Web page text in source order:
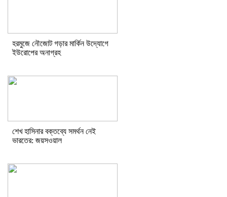
হরমুজে নৌজোট গড়ার মার্কিন উদ্যোগে
ইউরোপের অনাগ্রহ
শেখ হাসিনার বক্তব্যে সমর্থন নেই
ভারতের: জয়সওয়াল